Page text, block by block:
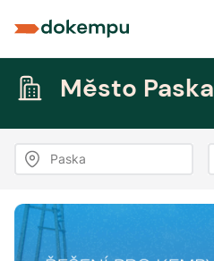
Město Paska
Paska